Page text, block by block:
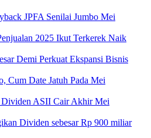
JPFA Senilai Jumbo Mei
2025 Ikut Terkerek Naik
Demi Perkuat Ekspansi Bisnis
Cum Date Jatuh Pada Mei
ASII Cair Akhir Mei
Dividen sebesar Rp 900 miliar